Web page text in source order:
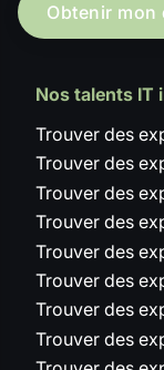
Obtenir mon
Nos talents IT
Trouver des
Trouver des
Trouver des
Trouver des
Trouver des
Trouver des
Trouver des
Trouver des